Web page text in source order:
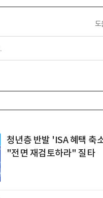
도
청년층 반발 'ISA 혜택 축
"전면 재검토하라" 질타